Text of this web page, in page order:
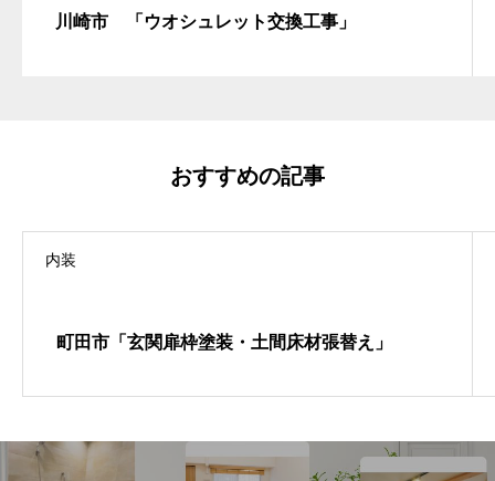
川崎市 「ウオシュレット交換工事」
おすすめの記事
内装
町田市「玄関扉枠塗装・土間床材張替え」